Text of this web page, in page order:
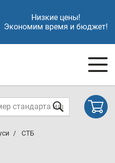
Низкие цены!
Экономим время и бюджет!
СТБ